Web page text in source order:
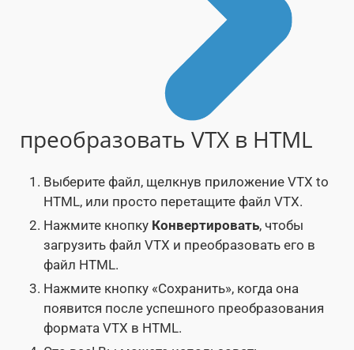
преобразовать VTX в HTML
Выберите файл, щелкнув приложение VTX to
HTML, или просто перетащите файл VTX.
Нажмите кнопку Конвертировать, чтобы
загрузить файл VTX и преобразовать его в
файл HTML.
Нажмите кнопку «Сохранить», когда она
появится после успешного преобразования
формата VTX в HTML.